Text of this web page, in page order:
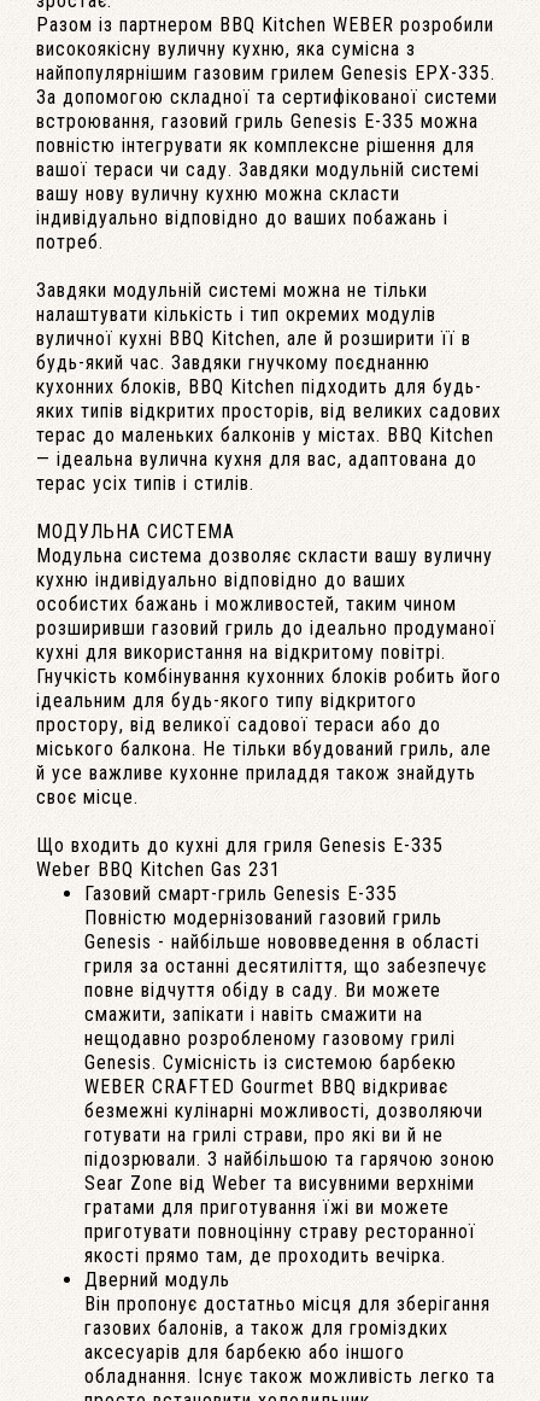
Разом із партнером BBQ Kitchen WEBER розробили
високоякісну вуличну кухню, яка сумісна з
найпопулярнішим газовим грилем Genesis EPX-335.
За допомогою складної та сертифікованої системи
встроювання, газовий гриль Genesis E-335 можна
повністю інтегрувати як комплексне рішення для
вашої тераси чи саду. Завдяки модульній системі
вашу нову вуличну кухню можна скласти
індивідуально відповідно до ваших побажань і
потреб.
Завдяки модульній системі можна не тільки
налаштувати кількість і тип окремих модулів
вуличної кухні BBQ Kitchen, але й розширити її в
будь-який час. Завдяки гнучкому поєднанню
кухонних блоків, BBQ Kitchen підходить для будь-
яких типів відкритих просторів, від великих садових
терас до маленьких балконів у містах. BBQ Kitchen
— ідеальна вулична кухня для вас, адаптована до
терас усіх типів і стилів.
МОДУЛЬНА СИСТЕМА
Модульна система дозволяє скласти вашу вуличну
кухню індивідуально відповідно до ваших
особистих бажань і можливостей, таким чином
розширивши газовий гриль до ідеально продуманої
кухні для використання на відкритому повітрі.
Гнучкість комбінування кухонних блоків робить його
ідеальним для будь-якого типу відкритого
простору, від великої садової тераси або до
міського балкона. Не тільки вбудований гриль, але
й усе важливе кухонне приладдя також знайдуть
своє місце.
Що входить до кухні для гриля Genesis E-335
Weber BBQ Kitchen Gas 231
Газовий смарт-гриль Genesis E-335
Повністю модернізований газовий гриль
Genesis - найбільше нововведення в області
гриля за останні десятиліття, що забезпечує
повне відчуття обіду в саду. Ви можете
смажити, запікати і навіть смажити на
нещодавно розробленому газовому грилі
Genesis. Сумісність із системою барбекю
WEBER CRAFTED Gourmet BBQ відкриває
безмежні кулінарні можливості, дозволяючи
готувати на грилі страви, про які ви й не
підозрювали. З найбільшою та гарячою зоною
Sear Zone від Weber та висувними верхніми
гратами для приготування їжі ви можете
приготувати повноцінну страву ресторанної
якості прямо там, де проходить вечірка.
Дверний модуль
Він пропонує достатньо місця для зберігання
газових балонів, а також для громіздких
аксесуарів для барбекю або іншого
обладнання. Існує також можливість легко та